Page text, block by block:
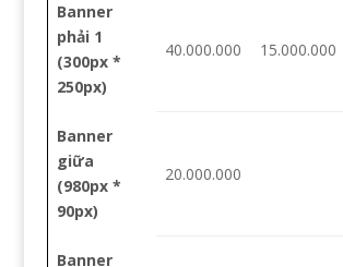
Banner
phải 1
(300px *
250px)
40.000.000 15.000.000
Banner
giữa
(980px *
90px)
20.000.000
Banner